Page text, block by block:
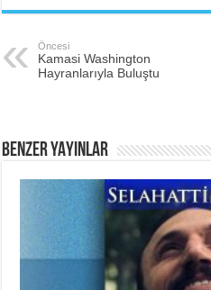
Öncesi
Kamasi Washington
Hayranlarıyla Buluştu
BENZER YAYINLAR